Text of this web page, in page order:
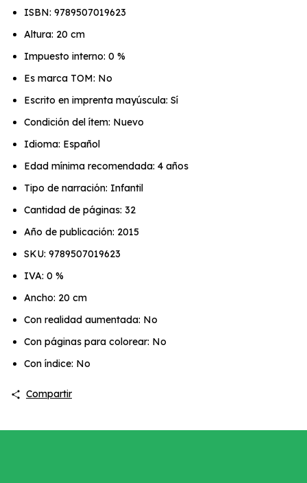
ISBN: 9789507019623
Altura: 20 cm
Impuesto interno: 0 %
Es marca TOM: No
Escrito en imprenta mayúscula: Sí
Condición del ítem: Nuevo
Idioma: Español
Edad mínima recomendada: 4 años
Tipo de narración: Infantil
Cantidad de páginas: 32
Año de publicación: 2015
SKU: 9789507019623
IVA: 0 %
Ancho: 20 cm
Con realidad aumentada: No
Con páginas para colorear: No
Con índice: No
Compartir